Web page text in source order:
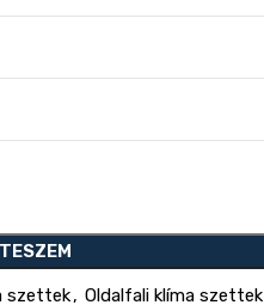
szettek, Oldalfali klíma szettek